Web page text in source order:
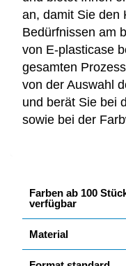
an, damit Sie den
Bedürfnissen am
von E-plasticase
gesamten
von der Auswahl
und berät Sie bei
sowie bei der
Farben ab 100
verfügbar
Material